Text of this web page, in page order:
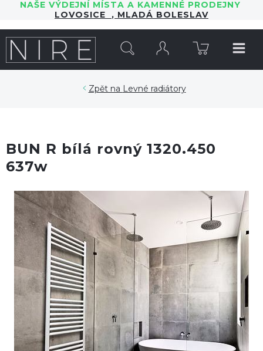
NAŠE VÝDEJNÍ MÍSTA A KAMENNÉ PRODEJNY
LOVOSICE , MLADÁ BOLESLAV
Levné radiátory
BUN R bílá rovný 1320.450
637w